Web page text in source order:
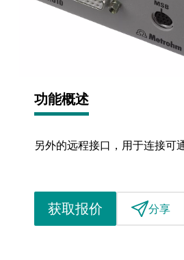
功能概述
另外的远程接口，用于连接可
获取报价 分享